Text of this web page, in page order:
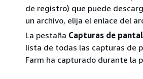
de registro) que puede
un archivo, elija el enlace del
La pestaña Capturas de
lista de todas las capturas de
Farm ha capturado durante la